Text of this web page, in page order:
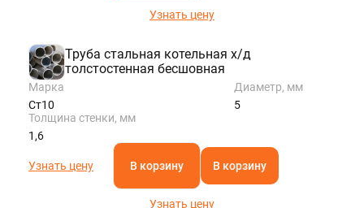
Узнать цену
Труба стальная котельная х/д
толстостенная бесшовная
Марка
Ст10
Диаметр, мм
5
Толщина стенки, мм
1,6
Узнать цену В корзину В корзину
Узнать цену